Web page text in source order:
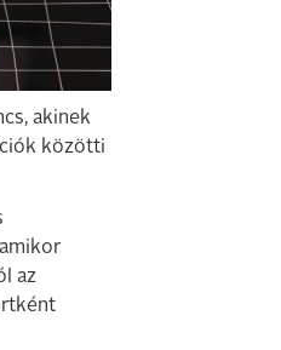
akinek
közötti
az